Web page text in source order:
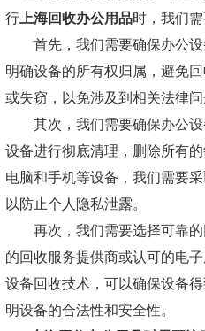
行 上海回收办公用品时，我们
首先，我们需要确保办公设
明确设备的所有权归属，避免
或失窃，以免涉及到相关法律问
其次，我们需要确保办公设
设备进行彻底清理，删除所有
电脑和手机等设备，我们需要
以防止个人隐私泄露。
再次，我们需要选择可靠的
的回收服务提供商或认可的电
设备回收技术，可以确保设备
明设备的合法性和安全性。